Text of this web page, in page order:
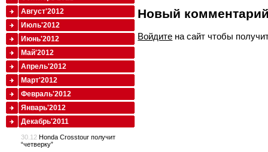
Новый
Войдите на сайт чтобы
Август'2012
Июль'2012
Июнь'2012
Май'2012
Апрель'2012
Март'2012
Февраль'2012
Январь'2012
Декабрь'2011
30.12 Honda Crosstour получит
“четверку”